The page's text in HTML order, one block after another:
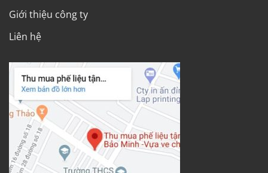
Giới thiệu công ty
Liên hệ